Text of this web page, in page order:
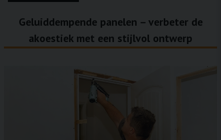
Geluiddempende panelen – verbeter de
akoestiek met een stijlvol ontwerp